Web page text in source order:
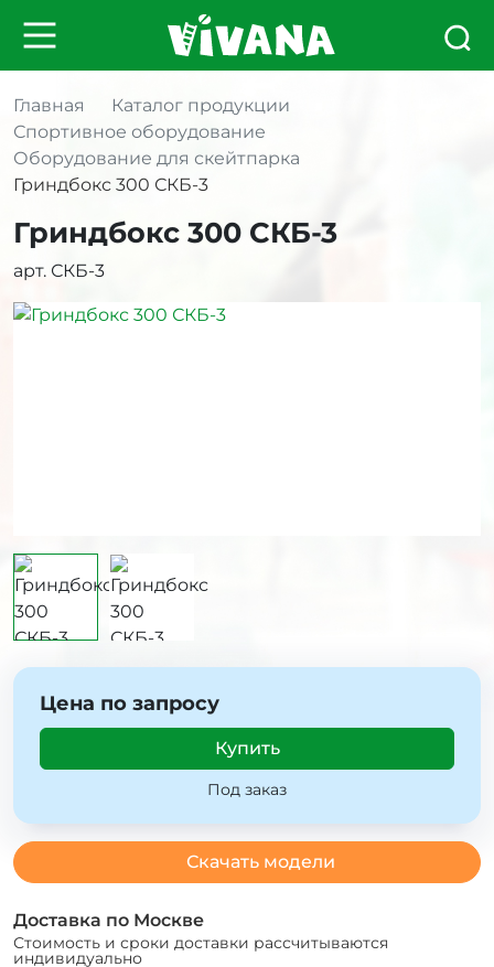
Главная
Каталог продукции
Спортивное оборудование
Оборудование для скейтпарка
Гриндбокс 300 СКБ-3
Гриндбокс 300 СКБ-3
арт. СКБ-3
Цена по запросу
Купить
Под заказ
Скачать модели
Доставка по Москве
Стоимость и сроки доставки рассчитываются
индивидуально